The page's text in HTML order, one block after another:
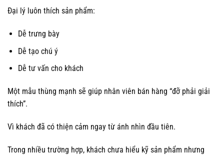
Đại lý luôn thích sản phẩm:
Dễ trưng bày
Dễ tạo chú ý
Dễ tư vấn cho khách
Một mẫu thùng mạnh sẽ giúp nhân viên bán hàng “đỡ phải giải
thích”.
Vì khách đã có thiện cảm ngay từ ánh nhìn đầu tiên.
Trong nhiều trường hợp, khách chưa hiểu kỹ sản phẩm nhưng